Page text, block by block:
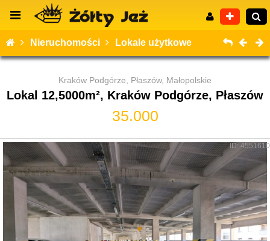
Wyszukiwanie zaawansowane
Nieruchomości Lokale użytkowe
Kraków Podgórze, Płaszów, Małopolskie
Lokal 12,5000m², Kraków Podgórze, Płaszów
35.000
ID: 4551610